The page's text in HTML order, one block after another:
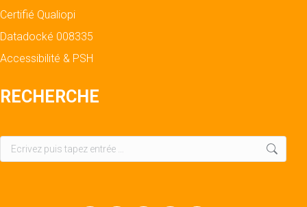
Certifié Qualiopi
Datadocké 008335
Accessibilité & PSH
RECHERCHE
Recherche
: